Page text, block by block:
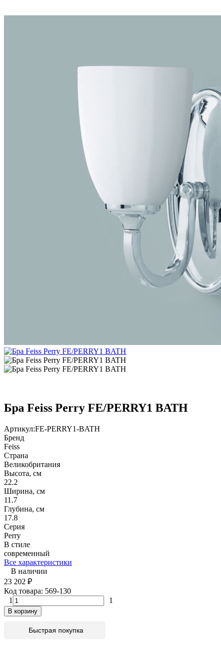
Бра Feiss Perry FE/PERRY1 BATH
Артикул:FE-PERRY1-BATH
Бренд
Feiss
Страна
Великобритания
Высота, см
22.2
Ширина, см
11.7
Глубина, см
17.8
Серия
Perry
В стиле
современный
Все характеристики
В наличии
23 202 ₽
Код товара: 569-130
1
1
В корзину
Быстрая покупка